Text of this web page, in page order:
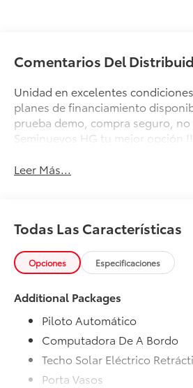
Comentarios Del
Unidad en excelentes
planes de financiamiento
prueba demo, compra seguro,
Seminuevos HG tu mejor opción !!
Leer Más...
Todas Las Características
Opciones Especificaciones
Additional Packages
Piloto Automático
Computadora De A Bordo
Techo Solar Eléctrico
Porta Vasos